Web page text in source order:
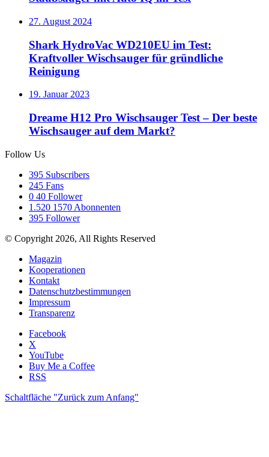
27. August 2024
Shark HydroVac WD210EU im Test:
Kraftvoller Wischsauger für gründliche
Reinigung
19. Januar 2023
Dreame H12 Pro Wischsauger Test – Der beste
Wischsauger auf dem Markt?
Follow Us
395 Subscribers
245 Fans
0 40 Follower
1.520 1570 Abonnenten
395 Follower
© Copyright 2026, All Rights Reserved
Magazin
Kooperationen
Kontakt
Datenschutzbestimmungen
Impressum
Transparenz
Facebook
X
YouTube
Buy Me a Coffee
RSS
Schaltfläche "Zurück zum Anfang"